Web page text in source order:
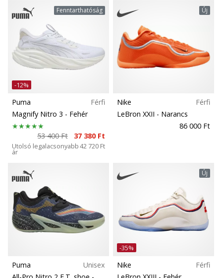
Fenntarthatóság
-12%
Puma
Férfi
Magnify Nitro 3 - Fehér
53 400 Ft 37 380 Ft
Utolsó legalacsonyabb
ár
42 720 Ft
Új
Nike
Férfi
LeBron XXII - Narancs
86 000 Ft
Puma
Unisex
Új
-35%
Nike
Férfi